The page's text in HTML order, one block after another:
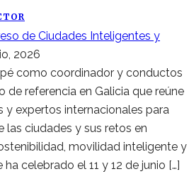
de Ciudades Inteligentes y
2026
como coordinador y conductos
de referencia en Galicia que reúne
y expertos internacionales para
ciudades y sus retos en
movilidad inteligente y
celebrado el 11 y 12 de junio […]